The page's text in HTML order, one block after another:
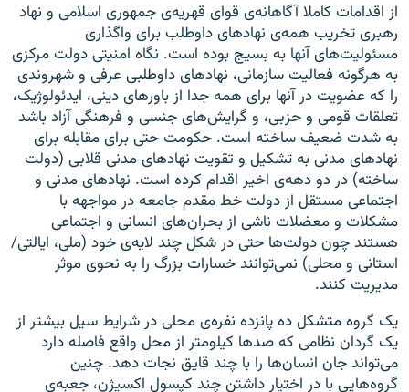
از اقدامات کاملا آگاهانه‌ی قوای قهریه‌ی جمهوری اسلامی و نهاد
رهبری تخریب همه‌ی نهادهای داوطلب برای واگذاری
مسئولیت‌های آنها به بسیج بوده است. نگاه امنیتی دولت مرکزی
به هرگونه فعالیت سازمانی، نهادهای داوطلبی عرفی و شهروندی
را که عضویت در آنها برای همه جدا از باورهای دینی، ایدئولوژیک،
تعلقات قومی و حزبی، و گرایش‌های جنسی و فرهنگی آزاد باشد
به شدت ضعیف ساخته است. حکومت حتی برای مقابله برای
نهادهای مدنی به تشکیل و تقویت نهادهای مدنی قلابی (دولت
ساخته) در دو دهه‌ی اخیر اقدام کرده است. نهادهای مدنی و
اجتماعی مستقل از دولت خط مقدم جامعه در مواجهه با
مشکلات و معضلات ناشی از بحران‌های انسانی و اجتماعی
هستند چون دولت‌ها حتی در شکل چند لایه‌ی خود (ملی، ایالتی/
استانی و محلی) نمی‌توانند خسارات بزرگ را به نحوی موثر
مدیریت کنند.
یک گروه متشکل ده پانزده نفره‌ی محلی در شرایط سیل بیشتر از
یک گردان نظامی که صدها کیلومتر از محل واقع فاصله دارد
می‌تواند جان انسان‌ها را با چند قایق نجات دهد. چنین
گروه‌هایی با در اختیار داشتن چند کپسول اکسیژن، جعبه‌ی